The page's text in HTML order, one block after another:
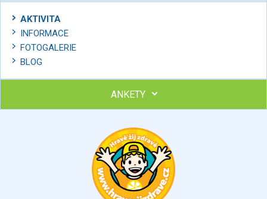
AKTIVITA
INFORMACE
FOTOGALERIE
BLOG
ANKETY